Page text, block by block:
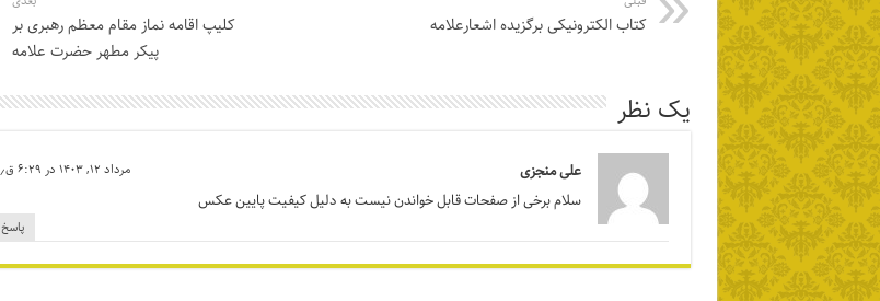
کتاب الکترونیکی برگزیده اشعارعلامه
کلیپ اقامه نماز مقام معظم رهبری بر
پیکر مطهر حضرت علامه
یک نظر
علی منجزی مرداد ۱۲, ۱۴۰۳ در ۶:۲۹ ق٫ظ
سلام برخی از صفحات قابل خواندن نیست به دلیل کیفیت پایین عکس
پاسخ